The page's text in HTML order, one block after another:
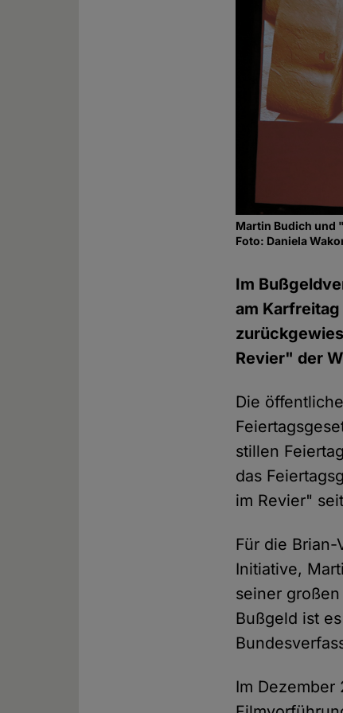
Martin Budich und
Foto: Daniela
Im
am
Revier" der
Die
stillen
das
im Revier"
Für die
Initiative,
seiner
Bußgeld ist
Im Dezember